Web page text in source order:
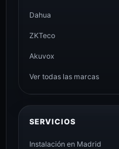
Dahua
ZKTeco
Akuvox
Ver todas las marcas
SERVICIOS
Instalación en Madrid